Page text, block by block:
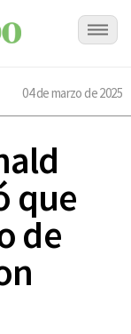
04 de marzo de 2025
que
de